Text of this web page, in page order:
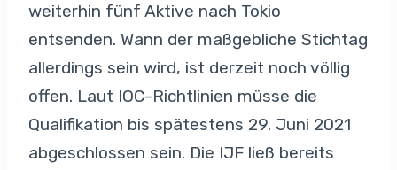
weiterhin fünf Aktive nach Tokio
entsenden. Wann der maßgebliche Stichtag
allerdings sein wird, ist derzeit noch völlig
offen. Laut IOC-Richtlinien müsse die
Qualifikation bis spätestens 29. Juni 2021
abgeschlossen sein. Die IJF ließ bereits